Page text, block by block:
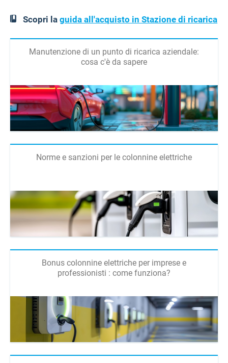
Scopri laguida all'acquisto in Stazione di ricarica
Manutenzione di un punto di ricarica aziendale:
cosa c'è da sapere
Norme e sanzioni per le colonnine elettriche
Bonus colonnine elettriche per imprese e
professionisti : come funziona?